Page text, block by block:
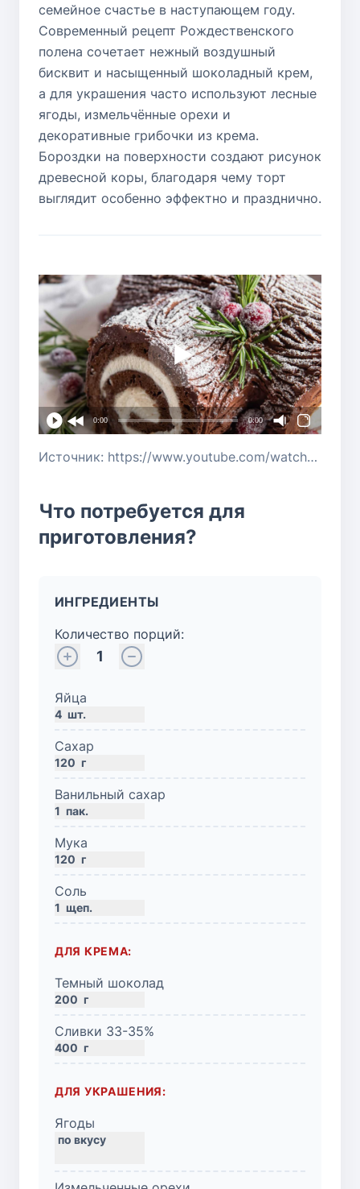
семейное счастье в наступающем году.
Современный рецепт Рождественского
полена сочетает нежный воздушный
бисквит и насыщенный шоколадный крем,
а для украшения часто используют лесные
ягоды, измельчённые орехи и
декоративные грибочки из крема.
Бороздки на поверхности создают рисунок
древесной коры, благодаря чему торт
выглядит особенно эффектно и празднично.
0:00 0:00
Источник: https://www.youtube.com/watch?v=wJ9I3jccZ7M
Что потребуется для
приготовления?
ИНГРЕДИЕНТЫ
Количество порций:
1
Яйца
4 шт.
Сахар
120 г
Ванильный сахар
1 пак.
Мука
120 г
Соль
1 щеп.
ДЛЯ КРЕМА:
Темный шоколад
200 г
Сливки 33-35%
400 г
ДЛЯ УКРАШЕНИЯ:
Ягоды